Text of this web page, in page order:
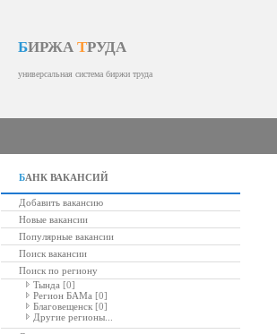
БИРЖА ТРУДА
универсальная система биржи труда
БАНК ВАКАНСИЙ
Добавить вакансию
Новые вакансии
Популярные вакансии
Поиск вакансии
Поиск по региону
Тында [0]
Регион БАМа [0]
Благовещенск [0]
Другие регионы...